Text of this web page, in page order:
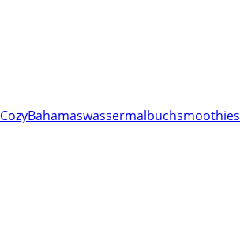
CozyBahamaswassermalbuchsmoothies